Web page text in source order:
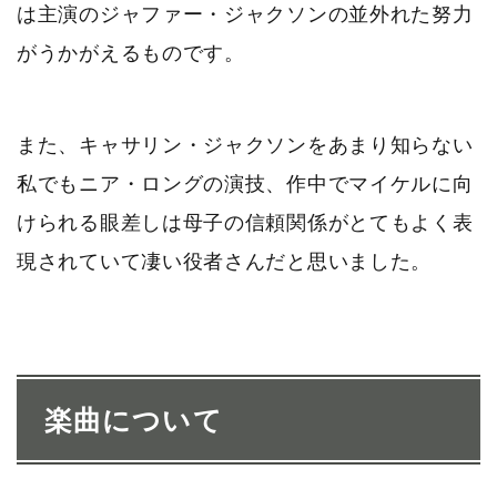
は主演のジャファー・ジャクソンの並外れた努力
がうかがえるものです。
また、キャサリン・ジャクソンをあまり知らない
私でもニア・ロングの演技、作中でマイケルに向
けられる眼差しは母子の信頼関係がとてもよく表
現されていて凄い役者さんだと思いました。
楽曲について